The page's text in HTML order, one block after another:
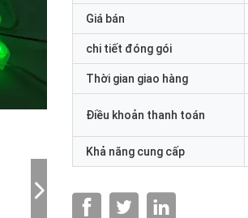
Giá bán
chi tiết đóng gói
Thời gian giao hàng
Điều khoản thanh toán
Khả năng cung cấp